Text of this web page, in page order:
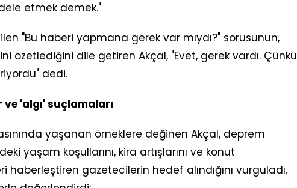
etmek demek."
"Bu haberi yapmana gerek var mıydı?" sorusunun,
özetlediğini dile getiren Akçal, "Evet, gerek vardı. Çünkü
dedi.
'algı' suçlamaları
yaşanan örneklere değinen Akçal, deprem
yaşam koşullarını, kira artışlarını ve konut
gazetecilerin hedef alındığını vurguladı.